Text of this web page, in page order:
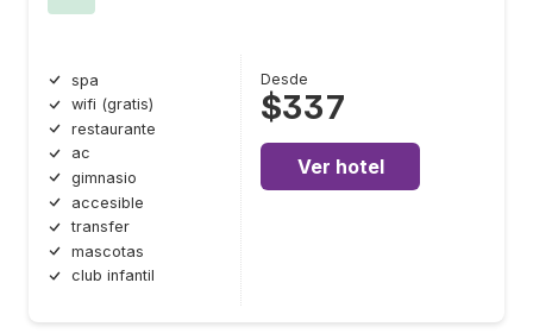
spa
wifi (gratis)
restaurante
ac
gimnasio
accesible
transfer
mascotas
club infantil
Desde
$337
Ver hotel